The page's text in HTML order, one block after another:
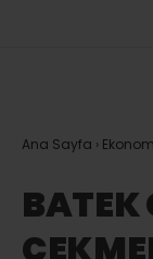
Ana Sayfa ›
BATEK